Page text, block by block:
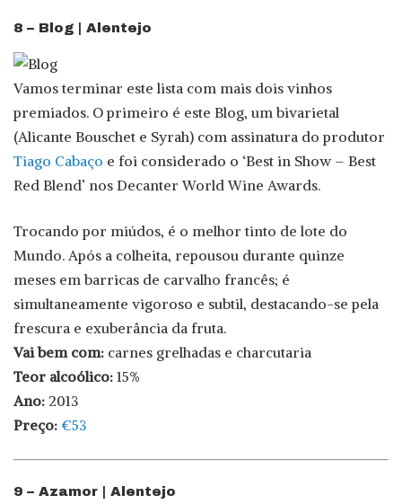
8 – Blog | Alentejo
Vamos terminar este lista com mais dois vinhos
premiados. O primeiro é este Blog, um bivarietal
(Alicante Bouschet e Syrah) com assinatura do produtor
Tiago Cabaço e foi considerado o ‘Best in Show – Best
Red Blend’ nos Decanter World Wine Awards.
Trocando por miúdos, é o melhor tinto de lote do
Mundo. Após a colheita, repousou durante quinze
meses em barricas de carvalho francês; é
simultaneamente vigoroso e subtil, destacando-se pela
frescura e exuberância da fruta.
Vai bem com: carnes grelhadas e charcutaria
Teor alcoólico: 15%
Ano: 2013
Preço: €53
9 – Azamor | Alentejo